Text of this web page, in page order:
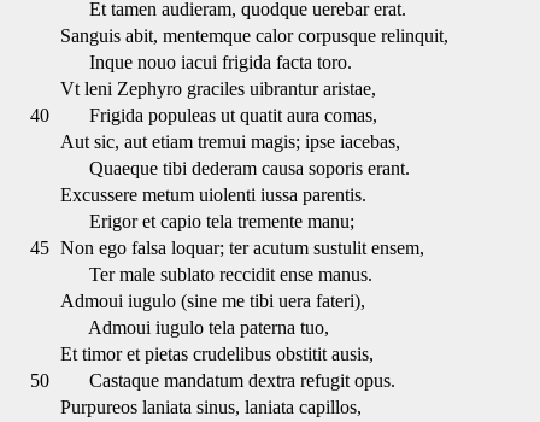
Et tamen audieram, quodque uerebar erat.
Sanguis abit, mentemque calor corpusque relinquit,
Inque nouo iacui frigida facta toro.
Vt leni Zephyro graciles uibrantur aristae,
40
Frigida populeas ut quatit aura comas,
Aut sic, aut etiam tremui magis; ipse iacebas,
Quaeque tibi dederam causa soporis erant.
Excussere metum uiolenti iussa parentis.
Erigor et capio tela tremente manu;
45 Non ego falsa loquar; ter acutum sustulit ensem,
Ter male sublato reccidit ense manus.
Admoui iugulo (sine me tibi uera fateri),
Admoui iugulo tela paterna tuo,
Et timor et pietas crudelibus obstitit ausis,
50
Castaque mandatum dextra refugit opus.
Purpureos laniata sinus, laniata capillos,